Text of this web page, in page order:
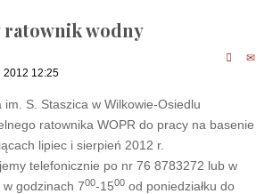
ratownik wodny
2012 12:25
im. S. Staszica w Wilkowie-Osiedlu
ratownika WOPR do pracy na basenie
lipiec i sierpień 2012 r.
telefonicznie po nr 76 8783272 lub w
w godzinach 700-1500od poniedziałku do